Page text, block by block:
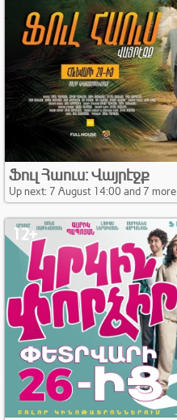
Ֆուլ Հաուս: Վայրէջք
Up next: 7 August 14:00 and 7 more
12+